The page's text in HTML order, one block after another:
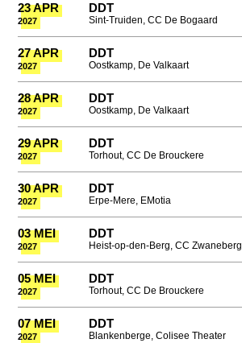
23 APR
2027
DDT
Sint-Truiden, CC De Bogaard
27 APR
2027
DDT
Oostkamp, De Valkaart
28 APR
2027
DDT
Oostkamp, De Valkaart
29 APR
2027
DDT
Torhout, CC De Brouckere
30 APR
2027
DDT
Erpe-Mere, EMotia
03 MEI
2027
DDT
Heist-op-den-Berg, CC Zwaneberg
05 MEI
2027
DDT
Torhout, CC De Brouckere
07 MEI
2027
DDT
Blankenberge, Colisee Theater